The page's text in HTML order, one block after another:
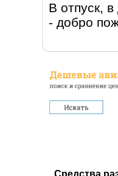
В отпуск,
- добро